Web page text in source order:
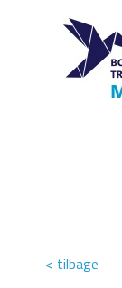
< tilbage